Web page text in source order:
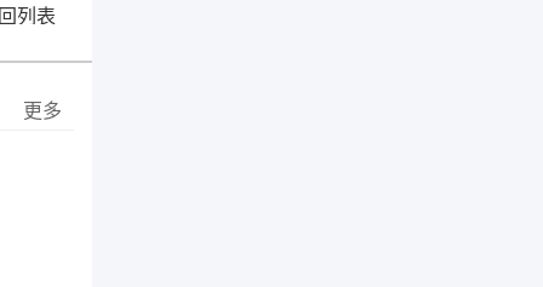
列表
更多